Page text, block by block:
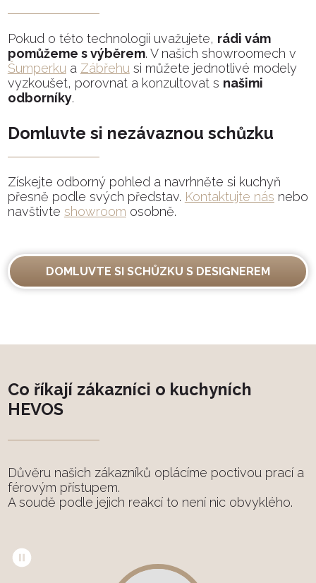
Pokud o této technologii uvažujete, rádi vám
pomůžeme s výběrem. V našich showroomech v
Šumperku a Zábřehu si můžete jednotlivé modely
vyzkoušet, porovnat a konzultovat s našimi
odborníky.
Domluvte si nezávaznou schůzku
Získejte odborný pohled a navrhněte si kuchyň
přesně podle svých představ. Kontaktujte nás nebo
navštivte showroom osobně.
DOMLUVTE SI SCHŮZKU S DESIGNEREM
Co říkají zákazníci o kuchyních
HEVOS
Důvěru našich zákazníků oplácíme poctivou prací a
férovým přístupem.
A soudě podle jejich reakcí to není nic obvyklého.
Spuštění/zastavení